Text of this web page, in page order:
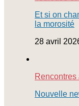
Et si on
la morosité
28 avril
Rencontres
Nouvelle